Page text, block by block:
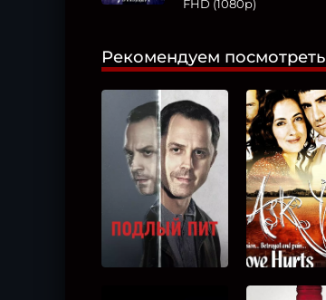
FHD (1080p)
Рекомендуем посмотреть